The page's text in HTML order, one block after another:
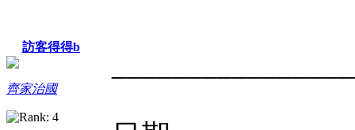
訪客得得b
齊家治國